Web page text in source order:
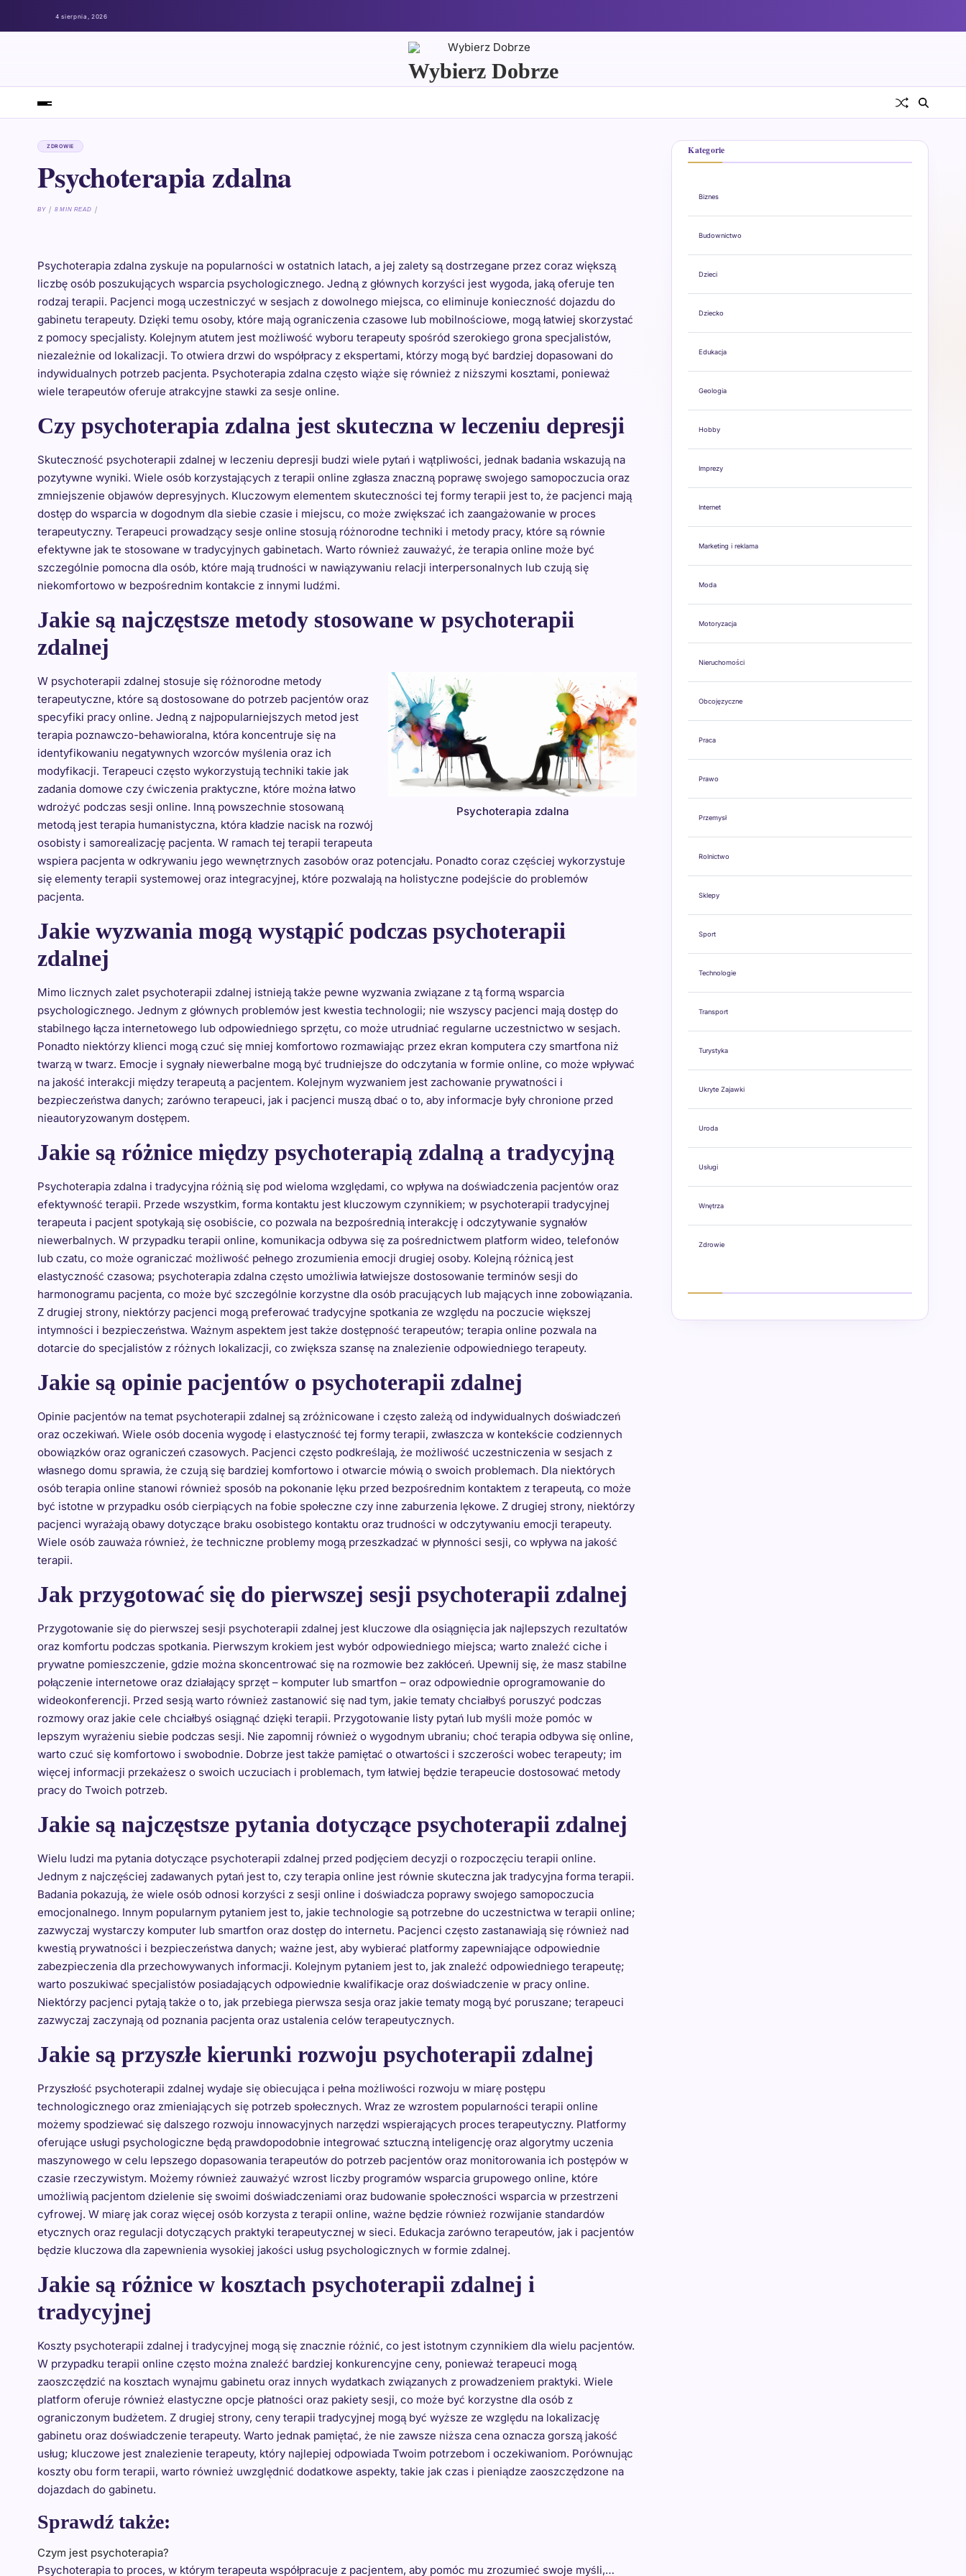
4 sierpnia, 2026
Wybierz Dobrze
ZDROWIE
Psychoterapia zdalna
BY 8 MIN READ
Psychoterapia zdalna zyskuje na popularności w ostatnich latach, a jej zalety są dostrzegane przez coraz większą
liczbę osób poszukujących wsparcia psychologicznego. Jedną z głównych korzyści jest wygoda, jaką oferuje ten
rodzaj terapii. Pacjenci mogą uczestniczyć w sesjach z dowolnego miejsca, co eliminuje konieczność dojazdu do
gabinetu terapeuty. Dzięki temu osoby, które mają ograniczenia czasowe lub mobilnościowe, mogą łatwiej skorzystać
z pomocy specjalisty. Kolejnym atutem jest możliwość wyboru terapeuty spośród szerokiego grona specjalistów,
niezależnie od lokalizacji. To otwiera drzwi do współpracy z ekspertami, którzy mogą być bardziej dopasowani do
indywidualnych potrzeb pacjenta. Psychoterapia zdalna często wiąże się również z niższymi kosztami, ponieważ
wiele terapeutów oferuje atrakcyjne stawki za sesje online.
Czy psychoterapia zdalna jest skuteczna w leczeniu depresji
Skuteczność psychoterapii zdalnej w leczeniu depresji budzi wiele pytań i wątpliwości, jednak badania wskazują na
pozytywne wyniki. Wiele osób korzystających z terapii online zgłasza znaczną poprawę swojego samopoczucia oraz
zmniejszenie objawów depresyjnych. Kluczowym elementem skuteczności tej formy terapii jest to, że pacjenci mają
dostęp do wsparcia w dogodnym dla siebie czasie i miejscu, co może zwiększać ich zaangażowanie w proces
terapeutyczny. Terapeuci prowadzący sesje online stosują różnorodne techniki i metody pracy, które są równie
efektywne jak te stosowane w tradycyjnych gabinetach. Warto również zauważyć, że terapia online może być
szczególnie pomocna dla osób, które mają trudności w nawiązywaniu relacji interpersonalnych lub czują się
niekomfortowo w bezpośrednim kontakcie z innymi ludźmi.
Jakie są najczęstsze metody stosowane w psychoterapii
zdalnej
Psychoterapia zdalna
W psychoterapii zdalnej stosuje się różnorodne metody
terapeutyczne, które są dostosowane do potrzeb pacjentów oraz
specyfiki pracy online. Jedną z najpopularniejszych metod jest
terapia poznawczo-behawioralna, która koncentruje się na
identyfikowaniu negatywnych wzorców myślenia oraz ich
modyfikacji. Terapeuci często wykorzystują techniki takie jak
zadania domowe czy ćwiczenia praktyczne, które można łatwo
wdrożyć podczas sesji online. Inną powszechnie stosowaną
metodą jest terapia humanistyczna, która kładzie nacisk na rozwój
osobisty i samorealizację pacjenta. W ramach tej terapii terapeuta
wspiera pacjenta w odkrywaniu jego wewnętrznych zasobów oraz potencjału. Ponadto coraz częściej wykorzystuje
się elementy terapii systemowej oraz integracyjnej, które pozwalają na holistyczne podejście do problemów
pacjenta.
Jakie wyzwania mogą wystąpić podczas psychoterapii
zdalnej
Mimo licznych zalet psychoterapii zdalnej istnieją także pewne wyzwania związane z tą formą wsparcia
psychologicznego. Jednym z głównych problemów jest kwestia technologii; nie wszyscy pacjenci mają dostęp do
stabilnego łącza internetowego lub odpowiedniego sprzętu, co może utrudniać regularne uczestnictwo w sesjach.
Ponadto niektórzy klienci mogą czuć się mniej komfortowo rozmawiając przez ekran komputera czy smartfona niż
twarzą w twarz. Emocje i sygnały niewerbalne mogą być trudniejsze do odczytania w formie online, co może wpływać
na jakość interakcji między terapeutą a pacjentem. Kolejnym wyzwaniem jest zachowanie prywatności i
bezpieczeństwa danych; zarówno terapeuci, jak i pacjenci muszą dbać o to, aby informacje były chronione przed
nieautoryzowanym dostępem.
Jakie są różnice między psychoterapią zdalną a tradycyjną
Psychoterapia zdalna i tradycyjna różnią się pod wieloma względami, co wpływa na doświadczenia pacjentów oraz
efektywność terapii. Przede wszystkim, forma kontaktu jest kluczowym czynnikiem; w psychoterapii tradycyjnej
terapeuta i pacjent spotykają się osobiście, co pozwala na bezpośrednią interakcję i odczytywanie sygnałów
niewerbalnych. W przypadku terapii online, komunikacja odbywa się za pośrednictwem platform wideo, telefonów
lub czatu, co może ograniczać możliwość pełnego zrozumienia emocji drugiej osoby. Kolejną różnicą jest
elastyczność czasowa; psychoterapia zdalna często umożliwia łatwiejsze dostosowanie terminów sesji do
harmonogramu pacjenta, co może być szczególnie korzystne dla osób pracujących lub mających inne zobowiązania.
Z drugiej strony, niektórzy pacjenci mogą preferować tradycyjne spotkania ze względu na poczucie większej
intymności i bezpieczeństwa. Ważnym aspektem jest także dostępność terapeutów; terapia online pozwala na
dotarcie do specjalistów z różnych lokalizacji, co zwiększa szansę na znalezienie odpowiedniego terapeuty.
Jakie są opinie pacjentów o psychoterapii zdalnej
Opinie pacjentów na temat psychoterapii zdalnej są zróżnicowane i często zależą od indywidualnych doświadczeń
oraz oczekiwań. Wiele osób docenia wygodę i elastyczność tej formy terapii, zwłaszcza w kontekście codziennych
obowiązków oraz ograniczeń czasowych. Pacjenci często podkreślają, że możliwość uczestniczenia w sesjach z
własnego domu sprawia, że czują się bardziej komfortowo i otwarcie mówią o swoich problemach. Dla niektórych
osób terapia online stanowi również sposób na pokonanie lęku przed bezpośrednim kontaktem z terapeutą, co może
być istotne w przypadku osób cierpiących na fobie społeczne czy inne zaburzenia lękowe. Z drugiej strony, niektórzy
pacjenci wyrażają obawy dotyczące braku osobistego kontaktu oraz trudności w odczytywaniu emocji terapeuty.
Wiele osób zauważa również, że techniczne problemy mogą przeszkadzać w płynności sesji, co wpływa na jakość
terapii.
Jak przygotować się do pierwszej sesji psychoterapii zdalnej
Przygotowanie się do pierwszej sesji psychoterapii zdalnej jest kluczowe dla osiągnięcia jak najlepszych rezultatów
oraz komfortu podczas spotkania. Pierwszym krokiem jest wybór odpowiedniego miejsca; warto znaleźć ciche i
prywatne pomieszczenie, gdzie można skoncentrować się na rozmowie bez zakłóceń. Upewnij się, że masz stabilne
połączenie internetowe oraz działający sprzęt – komputer lub smartfon – oraz odpowiednie oprogramowanie do
wideokonferencji. Przed sesją warto również zastanowić się nad tym, jakie tematy chciałbyś poruszyć podczas
rozmowy oraz jakie cele chciałbyś osiągnąć dzięki terapii. Przygotowanie listy pytań lub myśli może pomóc w
lepszym wyrażeniu siebie podczas sesji. Nie zapomnij również o wygodnym ubraniu; choć terapia odbywa się online,
warto czuć się komfortowo i swobodnie. Dobrze jest także pamiętać o otwartości i szczerości wobec terapeuty; im
więcej informacji przekażesz o swoich uczuciach i problemach, tym łatwiej będzie terapeucie dostosować metody
pracy do Twoich potrzeb.
Jakie są najczęstsze pytania dotyczące psychoterapii zdalnej
Wielu ludzi ma pytania dotyczące psychoterapii zdalnej przed podjęciem decyzji o rozpoczęciu terapii online.
Jednym z najczęściej zadawanych pytań jest to, czy terapia online jest równie skuteczna jak tradycyjna forma terapii.
Badania pokazują, że wiele osób odnosi korzyści z sesji online i doświadcza poprawy swojego samopoczucia
emocjonalnego. Innym popularnym pytaniem jest to, jakie technologie są potrzebne do uczestnictwa w terapii online;
zazwyczaj wystarczy komputer lub smartfon oraz dostęp do internetu. Pacjenci często zastanawiają się również nad
kwestią prywatności i bezpieczeństwa danych; ważne jest, aby wybierać platformy zapewniające odpowiednie
zabezpieczenia dla przechowywanych informacji. Kolejnym pytaniem jest to, jak znaleźć odpowiedniego terapeutę;
warto poszukiwać specjalistów posiadających odpowiednie kwalifikacje oraz doświadczenie w pracy online.
Niektórzy pacjenci pytają także o to, jak przebiega pierwsza sesja oraz jakie tematy mogą być poruszane; terapeuci
zazwyczaj zaczynają od poznania pacjenta oraz ustalenia celów terapeutycznych.
Jakie są przyszłe kierunki rozwoju psychoterapii zdalnej
Przyszłość psychoterapii zdalnej wydaje się obiecująca i pełna możliwości rozwoju w miarę postępu
technologicznego oraz zmieniających się potrzeb społecznych. Wraz ze wzrostem popularności terapii online
możemy spodziewać się dalszego rozwoju innowacyjnych narzędzi wspierających proces terapeutyczny. Platformy
oferujące usługi psychologiczne będą prawdopodobnie integrować sztuczną inteligencję oraz algorytmy uczenia
maszynowego w celu lepszego dopasowania terapeutów do potrzeb pacjentów oraz monitorowania ich postępów w
czasie rzeczywistym. Możemy również zauważyć wzrost liczby programów wsparcia grupowego online, które
umożliwią pacjentom dzielenie się swoimi doświadczeniami oraz budowanie społeczności wsparcia w przestrzeni
cyfrowej. W miarę jak coraz więcej osób korzysta z terapii online, ważne będzie również rozwijanie standardów
etycznych oraz regulacji dotyczących praktyki terapeutycznej w sieci. Edukacja zarówno terapeutów, jak i pacjentów
będzie kluczowa dla zapewnienia wysokiej jakości usług psychologicznych w formie zdalnej.
Jakie są różnice w kosztach psychoterapii zdalnej i
tradycyjnej
Koszty psychoterapii zdalnej i tradycyjnej mogą się znacznie różnić, co jest istotnym czynnikiem dla wielu pacjentów.
W przypadku terapii online często można znaleźć bardziej konkurencyjne ceny, ponieważ terapeuci mogą
zaoszczędzić na kosztach wynajmu gabinetu oraz innych wydatkach związanych z prowadzeniem praktyki. Wiele
platform oferuje również elastyczne opcje płatności oraz pakiety sesji, co może być korzystne dla osób z
ograniczonym budżetem. Z drugiej strony, ceny terapii tradycyjnej mogą być wyższe ze względu na lokalizację
gabinetu oraz doświadczenie terapeuty. Warto jednak pamiętać, że nie zawsze niższa cena oznacza gorszą jakość
usług; kluczowe jest znalezienie terapeuty, który najlepiej odpowiada Twoim potrzebom i oczekiwaniom. Porównując
koszty obu form terapii, warto również uwzględnić dodatkowe aspekty, takie jak czas i pieniądze zaoszczędzone na
dojazdach do gabinetu.
Sprawdź także:
Czym jest psychoterapia?
Psychoterapia to proces, w którym terapeuta współpracuje z pacjentem, aby pomóc mu zrozumieć swoje myśli,…
Kategorie
Biznes
Budownictwo
Dzieci
Dziecko
Edukacja
Geologia
Hobby
Imprezy
Internet
Marketing i reklama
Moda
Motoryzacja
Nieruchomości
Obcojęzyczne
Praca
Prawo
Przemysł
Rolnictwo
Sklepy
Sport
Technologie
Transport
Turystyka
Ukryte Zajawki
Uroda
Usługi
Wnętrza
Zdrowie